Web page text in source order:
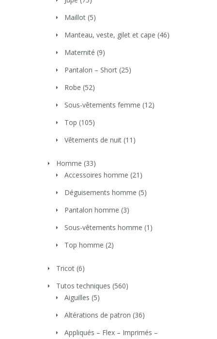
Maillot (5)
Manteau, veste, gilet et cape (46)
Maternité (9)
Pantalon – Short (25)
Robe (52)
Sous-vêtements femme (12)
Top (105)
Vêtements de nuit (11)
Homme (33)
Accessoires homme (21)
Déguisements homme (5)
Pantalon homme (3)
Sous-vêtements homme (1)
Top homme (2)
Tricot (6)
Tutos techniques (560)
Aiguilles (5)
Altérations de patron (36)
Appliqués – Flex – Imprimés –